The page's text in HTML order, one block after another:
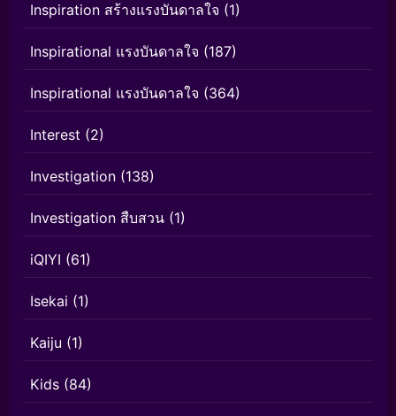
Inspiration สร้างแรงบันดาลใจ (1)
Inspirational แรงบันดาลใจ (187)
Inspirational แรงบันดาลใจ (364)
Interest (2)
Investigation (138)
Investigation สืบสวน (1)
iQIYI (61)
Isekai (1)
Kaiju (1)
Kids (84)